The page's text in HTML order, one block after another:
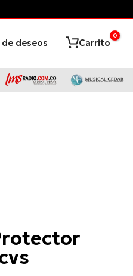
deseos Carrito
0